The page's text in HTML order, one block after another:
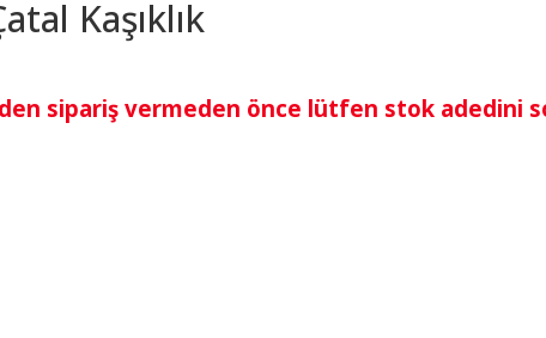
Kaşıklık
sipariş vermeden önce lütfen stok adedini